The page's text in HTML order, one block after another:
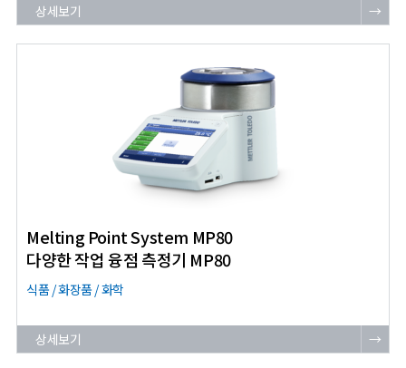
상세보기 →
Melting Point System MP80
다양한 작업 융점 측정기 MP80
식품 / 화장품 / 화학
상세보기 →